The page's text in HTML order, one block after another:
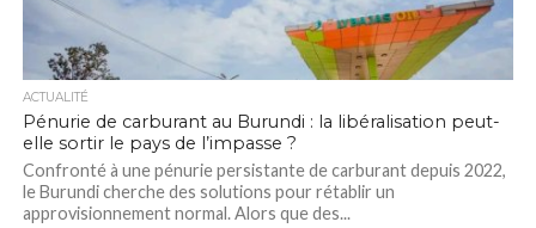
ACTUALITÉ
Pénurie de carburant au Burundi : la libéralisation peut-
elle sortir le pays de l’impasse ?
Confronté à une pénurie persistante de carburant depuis 2022,
le Burundi cherche des solutions pour rétablir un
approvisionnement normal. Alors que des...